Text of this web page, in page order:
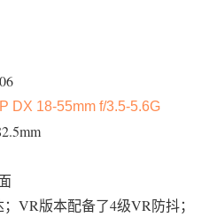
DX 18-55mm f/3.5-5.6G
VR版本配备了4级VR防抖；